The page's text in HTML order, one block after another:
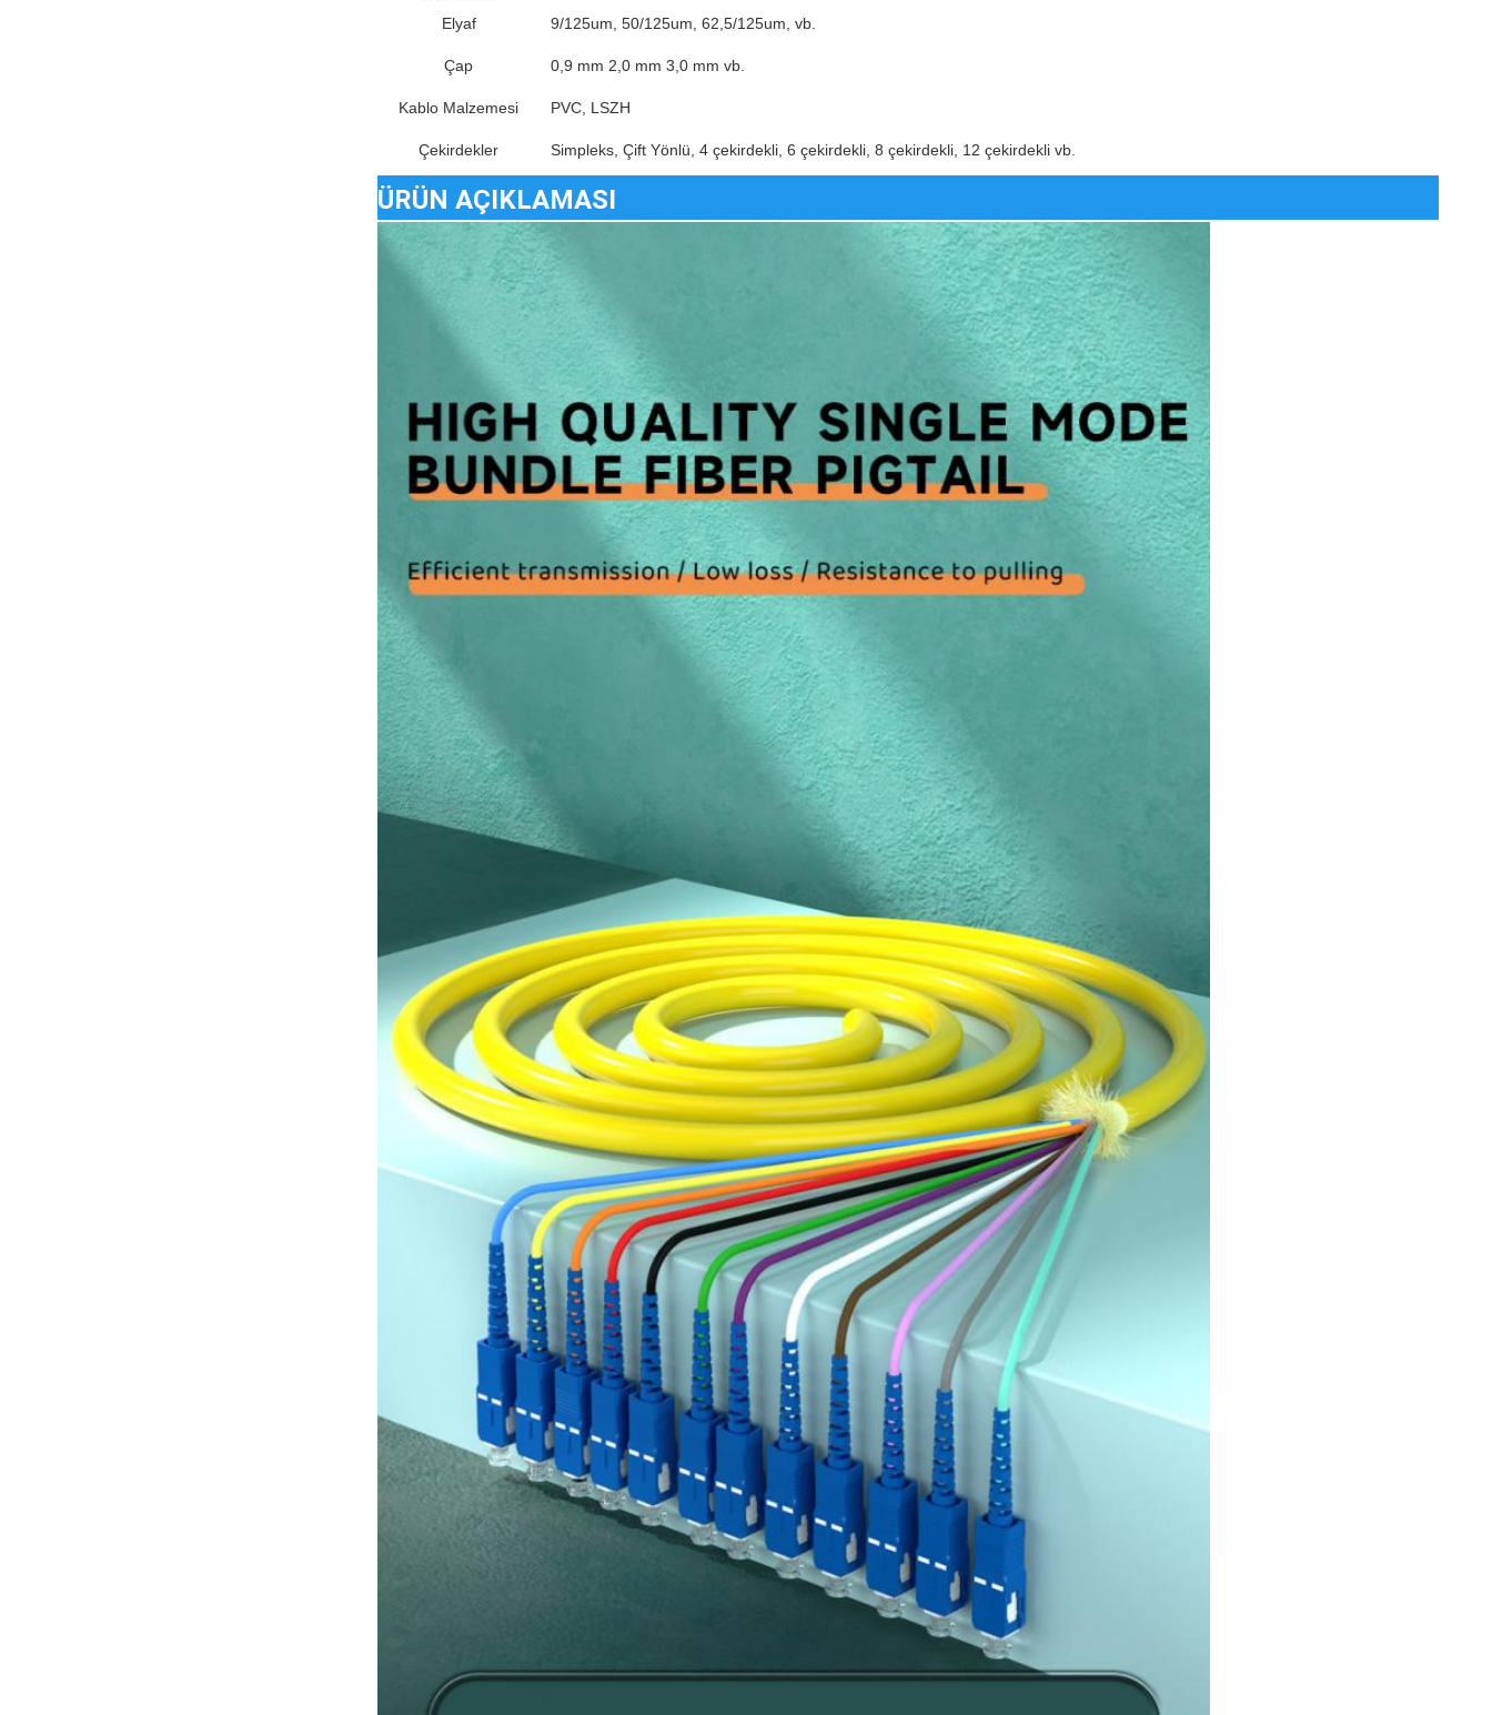
Elyaf 9/125um, 50/125um, 62,5/125um, vb.
Çap 0,9 mm 2,0 mm 3,0 mm vb.
Kablo Malzemesi PVC, LSZH
Çekirdekler Simpleks, Çift Yönlü, 4 çekirdekli, 6 çekirdekli, 8 çekirdekli, 12 çekirdekli vb.
ÜRÜN AÇIKLAMASI